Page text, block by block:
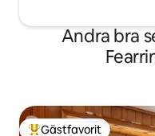
Andra bra
Gästfavorit